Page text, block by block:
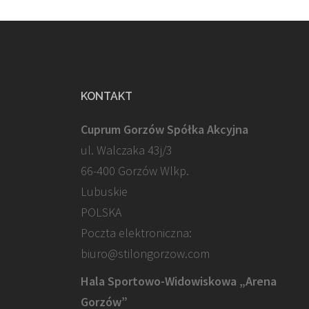
KONTAKT
Cuprum Gorzów Spółka Akcyjna
ul. Walczaka 43j/3
66-400 Gorzów Wlkp.
Lubuskie
POLSKA
Poczta elektroniczna:
biuro@stilongorzow.com
Hala Sportowo-Widowiskowa „Arena
Gorzów”